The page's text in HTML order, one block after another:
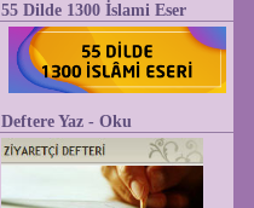
55 Dilde 1300 İslami Eser
Deftere Yaz - Oku